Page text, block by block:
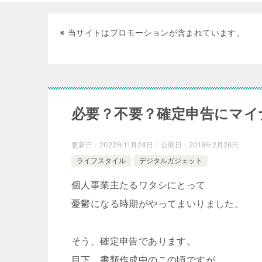
※ 当サイトはプロモーションが含まれています。
必要？不要？確定申告にマ
更新日： 2022年11月24日 公開日： 2018年2月26日
ライフスタイル
デジタルガジェット
個人事業主たるワタシにとって
憂鬱になる時期がやってまいりました。
そう、確定申告であります。
目下、書類作成中のこの頃ですが、